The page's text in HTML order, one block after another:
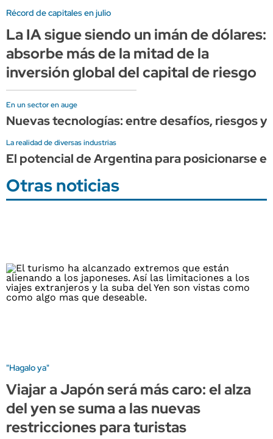
Récord de capitales en julio
La IA sigue siendo un imán de dólares:
absorbe más de la mitad de la
inversión global del capital de riesgo
En un sector en auge
Nuevas tecnologías: entre desafíos, riesgos
La realidad de diversas industrias
El potencial de Argentina para posicionarse
Otras noticias
"Hagalo ya"
Viajar a Japón será más caro: el alza
del yen se suma a las nuevas
restricciones para turistas